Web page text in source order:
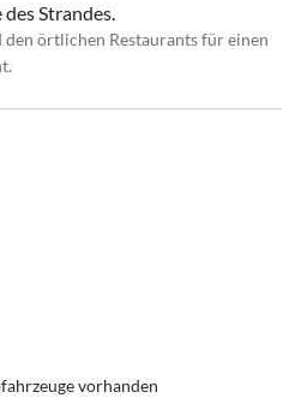
des Strandes.
örtlichen Restaurants für einen
vorhanden